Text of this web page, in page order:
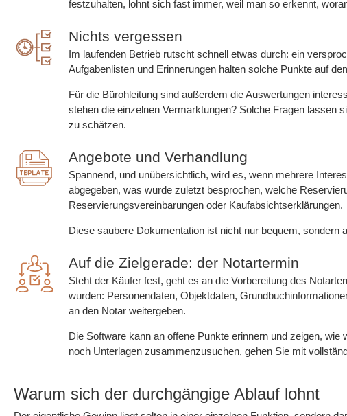
festzuhalten, lohnt sich fast immer, weil man so erkennt,
Nichts vergessen
Im laufenden Betrieb rutscht schnell etwas durch: ein
Aufgabenlisten und Erinnerungen halten solche Punkte auf
Für die Bürohleitung sind außerdem die Auswertungen
stehen die einzelnen Vermarktungen? Solche Fragen lassen
zu schätzen.
Angebote und Verhandlung
Spannend, und unübersichtlich, wird es, wenn mehrere
abgegeben, was wurde zuletzt besprochen, welche
Reservierungsvereinbarungen oder Kaufabsichtserklärungen.
Diese saubere Dokumentation ist nicht nur bequem,
Auf die Zielgerade: der Notartermin
Steht der Käufer fest, geht es an die Vorbereitung des
wurden: Personendaten, Objektdaten,
an den Notar weitergeben.
Die Software kann an offene Punkte erinnern und zeigen,
noch Unterlagen zusammenzusuchen, gehen Sie mit
Warum sich der durchgängige Ablauf lohnt